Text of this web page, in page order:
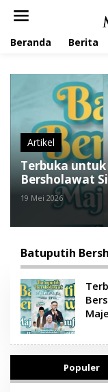
Beranda Berita
Artikel
Terbuka
Bersholawat
A-Taufiq
19 Mei 2026
Batuputih
Populer